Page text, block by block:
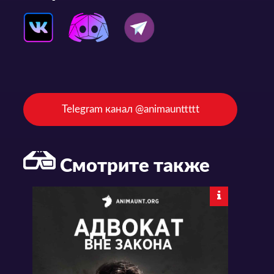
Telegram канал @animaunttttt
Смотрите также